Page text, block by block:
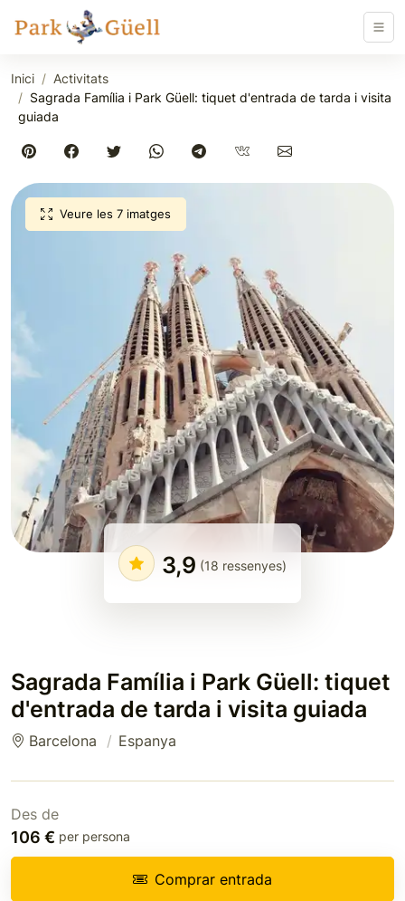
Inici
Activitats
Sagrada Família i Park Güell: tiquet d'entrada de tarda i visita
guiada
Veure les 7 imatges
3,9 (18 ressenyes)
Sagrada Família i Park Güell: tiquet
d'entrada de tarda i visita guiada
Barcelona Espanya
Des de
106 € per persona
Comprar entrada